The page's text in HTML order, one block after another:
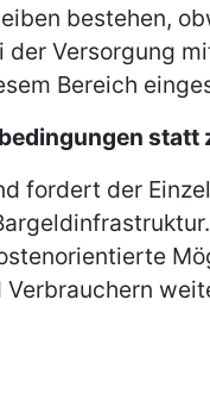
bestehen,
der Versorgung
Bereich
fordert der
Verbrauchern